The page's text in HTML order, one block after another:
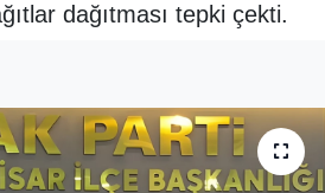
dağıtması tepki çekti.